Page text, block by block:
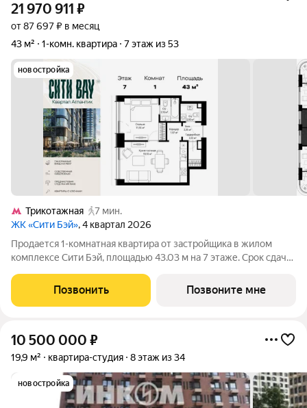
21 970 911 ₽
от 87 697 ₽ в месяц
43 м²
1-комн. квартира 7 этаж из 53
новостройка
Трикотажная
7 мин.
ЖК «Сити Бэй», 4 квартал 2026
Продается 1-комнатная квартира от застройщика в жилом
комплексе Сити Бэй, площадью 43.03 м на 7 этаже. Срок сдачи
настоящий город в городе с отлично развитой
инфраструктурой и собственной
Позвонить Позвоните мне
10 500 000 ₽
19,9 м² квартира-студия 8 этаж из 34
новостройка